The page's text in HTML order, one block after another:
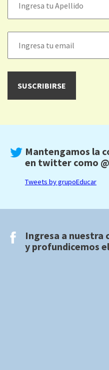
Mantengamos la
en twitter como
Tweets by grupoEducar
Ingresa a nuestra
y profundicemos